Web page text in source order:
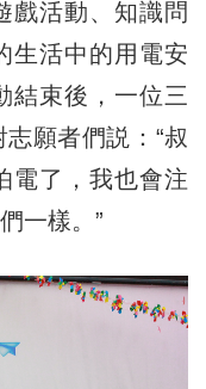
戲活動、知識問
生活中的用電安
結束後，一位三
願者們説：“叔
電了，我也會注
一樣。”